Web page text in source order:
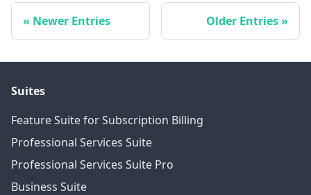
Newer Entries Older Entries
Suites
Feature Suite for Subscription Billing
Professional Services Suite
Professional Services Suite Pro
Business Suite